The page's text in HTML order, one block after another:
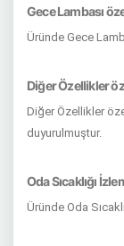
Gece Lambası
Üründe Gece
Diğer Özellikler
Diğer Özellikler
duyurulmuştur.
Oda Sıcaklığı
Üründe Oda